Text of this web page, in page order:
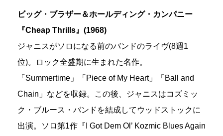
ビッグ・ブラザー＆ホールディング・カンパニー
『Cheap Thrills』(1968)
ジャニスがソロになる前のバンドのライヴ(8週1
位)。ロック全盛期に生まれた名作。
「Summertime」「Piece of My Heart」「Ball and
Chain」などを収録。この後、ジャニスはコズミッ
ク・ブルース・バンドを結成してウッドストックに
出演。ソロ第1作『I Got Dem Ol’ Kozmic Blues Again